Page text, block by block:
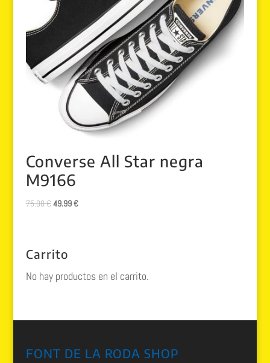
Converse All Star negra
M9166
75.00€El
75.00 €.
49.99€El
Carrito
No hay productos en el carrito.
FONT DE LA RODA SHOP